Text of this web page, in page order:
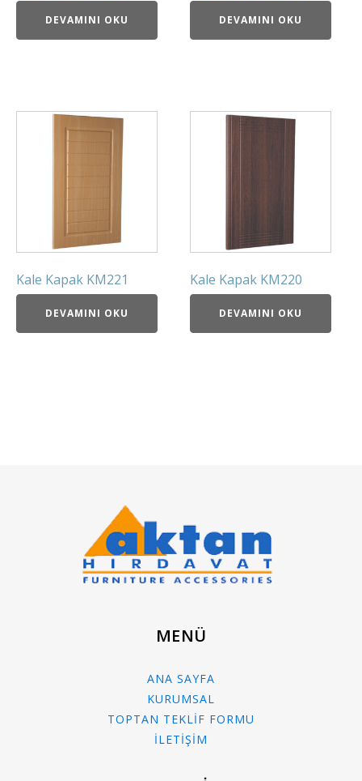
DEVAMINI OKU DEVAMINI OKU
Kale Kapak KM221
DEVAMINI OKU
Kale Kapak KM220
DEVAMINI OKU
MENÜ
ANA SAYFA
KURUMSAL
TOPTAN TEKLİF FORMU
İLETİŞİM